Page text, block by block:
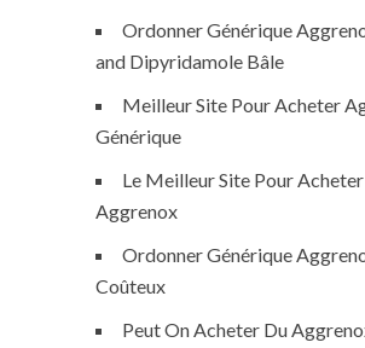
Ordonner Générique
and Dipyridamole Bâle
Meilleur Site Pour Acheter
Générique
Le Meilleur Site Pour
Aggrenox
Ordonner Générique
Coûteux
Peut On Acheter Du